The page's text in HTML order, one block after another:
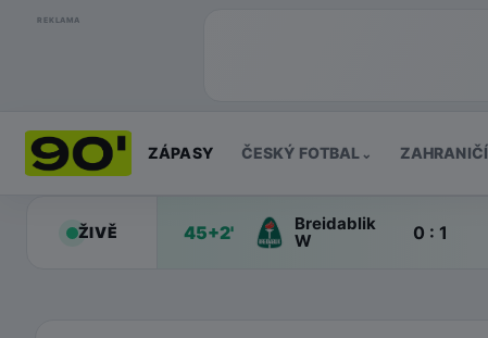
REKLAMA
ZÁPASY ČESKÝ FOTBAL ⌄ ZAHRANIČÍ
ŽIVĚ 45+2'
Breidablik
W
0 : 1